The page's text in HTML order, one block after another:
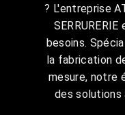
? L'entreprise
besoins.
la fabrication
mesure, notre
des